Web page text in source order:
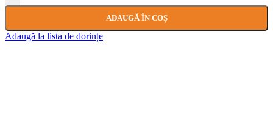
ADAUGĂ ÎN COȘ
Adaugă la lista de dorințe